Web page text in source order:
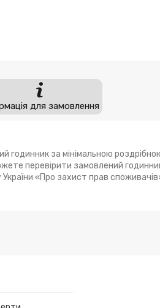
для замовлення
годинник за мінімальною
перевірити замовлений
«Про захист прав